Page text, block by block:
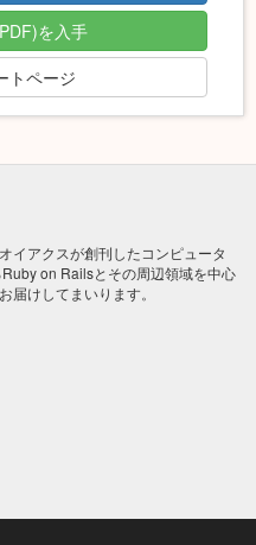
を入手
トページ
イアクスが創刊したコンピュータ
on Railsとその周辺領域を中心
届けしてまいります。